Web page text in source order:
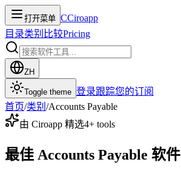
打开菜单 CCiroapp
目录类别 比较Pricing
ZH
Toggle theme 登录跟踪您的订阅
首页/类别 /Accounts Payable
由 Ciroapp 精选4+ tools
最佳 Accounts Payable 软件